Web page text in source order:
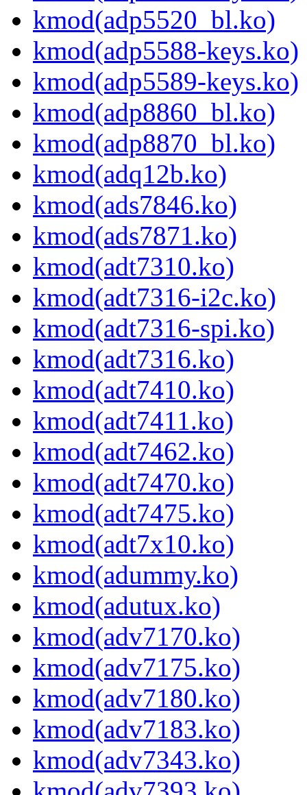
kmod(adp5520_bl.ko)
kmod(adp5588-keys.ko)
kmod(adp5589-keys.ko)
kmod(adp8860_bl.ko)
kmod(adp8870_bl.ko)
kmod(adq12b.ko)
kmod(ads7846.ko)
kmod(ads7871.ko)
kmod(adt7310.ko)
kmod(adt7316-i2c.ko)
kmod(adt7316-spi.ko)
kmod(adt7316.ko)
kmod(adt7410.ko)
kmod(adt7411.ko)
kmod(adt7462.ko)
kmod(adt7470.ko)
kmod(adt7475.ko)
kmod(adt7x10.ko)
kmod(adummy.ko)
kmod(adutux.ko)
kmod(adv7170.ko)
kmod(adv7175.ko)
kmod(adv7180.ko)
kmod(adv7183.ko)
kmod(adv7343.ko)